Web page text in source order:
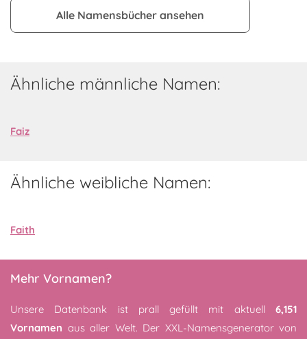
Alle Namensbücher ansehen
Ähnliche männliche Namen:
Faiz
Ähnliche weibliche Namen:
Faith
Mehr Vornamen?
Unsere Datenbank ist prall gefüllt mit aktuell 6,151
Vornamen aus aller Welt. Der XXL-Namensgenerator von